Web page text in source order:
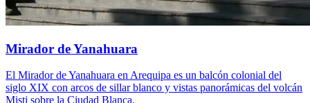
Mirador de Yanahuara
El Mirador de Yanahuara en Arequipa es un balcón colonial del
siglo XIX con arcos de sillar blanco y vistas panorámicas del volcán
Misti sobre la Ciudad Blanca.